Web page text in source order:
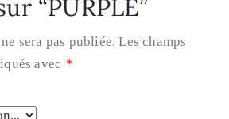
“PURPLE”
sera pas publiée. Les champs
avec *